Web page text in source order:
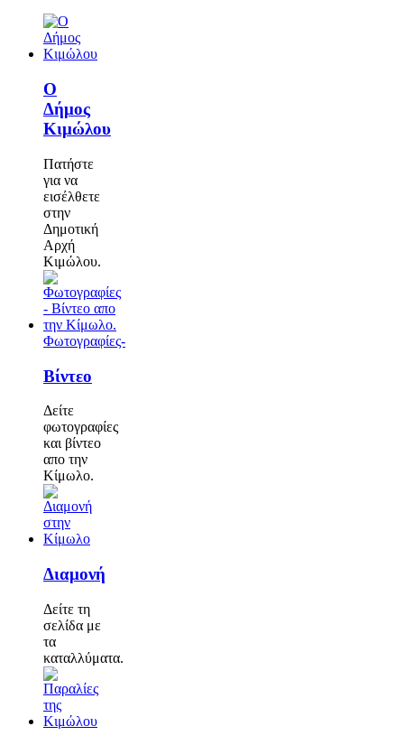
Ο
Δήμος
Κιμώλου
Πατήστε
για να
εισέλθετε
στην
Δημοτική
Αρχή
Κιμώλου.
Φωτογραφίες-
Βίντεο
Δείτε
φωτογραφίες
και βίντεο
απο την
Κίμωλο.
Διαμονή
Δείτε τη
σελίδα με
τα
καταλλύματα.